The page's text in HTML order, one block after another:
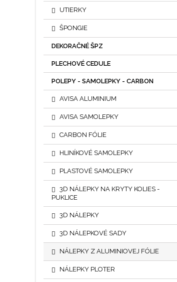
UTIERKY
ŠPONGIE
DEKORAČNÉ ŠPZ
PLECHOVÉ CEDULE
POLEPY - SAMOLEPKY - CARBON
AVISA ALUMINIUM
AVISA SAMOLEPKY
CARBON FÓLIE
HLINÍKOVÉ SAMOLEPKY
PLASTOVÉ SAMOLEPKY
3D NÁLEPKY NA KRYTY KOLIES -
PUKLICE
3D NÁLEPKY
3D NÁLEPKOVÉ SADY
NÁLEPKY Z ALUMINIOVEJ FÓLIE
NÁLEPKY PLOTER